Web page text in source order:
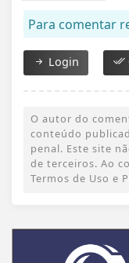
Para comentar
Login
O autor do
conteúdo
penal. Este site
de terceiros. Ao
Termos de Uso e